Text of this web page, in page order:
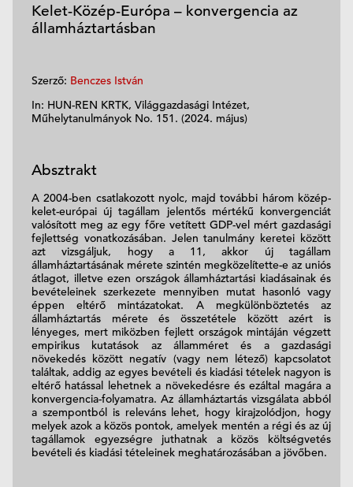
Kelet-Közép-Európa – konvergencia az
államháztartásban
Szerző: Benczes István
In: HUN-REN KRTK, Világgazdasági Intézet,
Műhelytanulmányok No. 151. (2024. május)
Absztrakt
A 2004-ben csatlakozott nyolc, majd további három közép-
kelet-európai új tagállam jelentős mértékű konvergenciát
valósított meg az egy főre vetített GDP-vel mért gazdasági
fejlettség vonatkozásában. Jelen tanulmány keretei között
azt vizsgáljuk, hogy a 11, akkor új tagállam
államháztartásának mérete szintén megközelítette-e az uniós
átlagot, illetve ezen országok államháztartási kiadásainak és
bevételeinek szerkezete mennyiben mutat hasonló vagy
éppen eltérő mintázatokat. A megkülönböztetés az
államháztartás mérete és összetétele között azért is
lényeges, mert miközben fejlett országok mintáján végzett
empirikus kutatások az államméret és a gazdasági
növekedés között negatív (vagy nem létező) kapcsolatot
találtak, addig az egyes bevételi és kiadási tételek nagyon is
eltérő hatással lehetnek a növekedésre és ezáltal magára a
konvergencia-folyamatra. Az államháztartás vizsgálata abból
a szempontból is releváns lehet, hogy kirajzolódjon, hogy
melyek azok a közös pontok, amelyek mentén a régi és az új
tagállamok egyezségre juthatnak a közös költségvetés
bevételi és kiadási tételeinek meghatározásában a jövőben.